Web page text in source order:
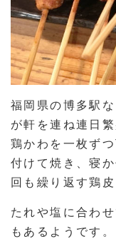
福岡県の博多駅
が軒を連ね連日
鶏かわを一枚ず
付けて焼き、寝
回も繰り返す鶏
たれや塩に合わ
もあるようです。